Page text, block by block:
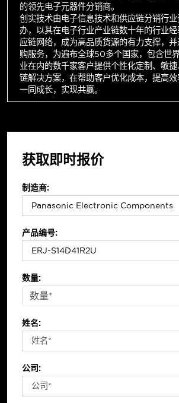
的领先电子元器件分销商。
创实技术由电子信息技术和供应链分销行业
办，以其在电子行业产业链数十年的行业
应链网络，成为高品质货源的有力支撑，
购服务，为遍布全球50多个国家，包含世
业在内的数千家客户提供个性化定制、敏
链解决方案，在帮助客户优化成本，提高
一同成长，实现共赢。
获取即时报价
制造商:
产品编号:
数量:
姓名:
公司: